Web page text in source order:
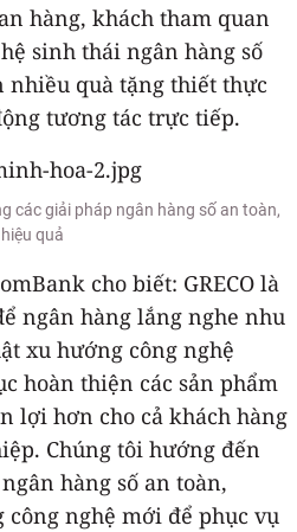
hàng, khách tham quan
sinh thái ngân hàng số
nhiều quà tặng thiết thực
tương tác trực tiếp.
các giải pháp ngân hàng số an toàn,
hiệu quả
cho biết: GRECO là
ngân hàng lắng nghe nhu
xu hướng công nghệ
hoàn thiện các sản phẩm
lợi hơn cho cả khách hàng
Chúng tôi hướng đến
hàng số an toàn,
nghệ mới để phục vụ